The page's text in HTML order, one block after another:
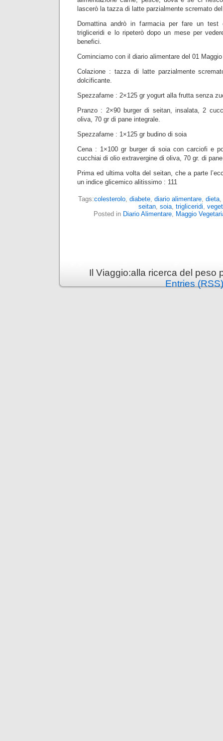
lascerò la tazza di latte parzialmente scremato
Domattina andrò in farmacia per fare un
trigliceridi e lo ripeterò dopo un mese per
benefici.
Cominciamo con il diario alimentare del 01
Colazione : tazza di latte parzialmente
dolcificante.
Spezzafame : 2×125 gr yogurt alla frutta senza
Pranzo : 2×90 burger di seitan, insalata, 2
oliva, 70 gr di pane integrale.
Spezzafame : 1×125 gr budino di soia
Cena : 1×100 gr burger di soia con carciofi e
cucchiai di olio extravergine di oliva, 70 gr. di
Prima ed ultima volta del seitan, che a parte
un indice glicemico alitissimo : 111
Tags:colesterolo, diabete, diario alimentare, dieta,
seitan, soia, trigliceridi,
Posted in Diario Alimentare, Maggio
Il Viaggio:alla ricerca del
Entries (RSS)